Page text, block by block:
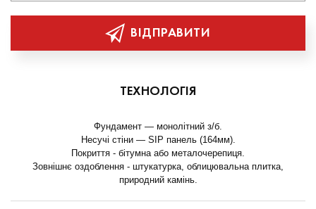
ВІДПРАВИТИ
ТЕХНОЛОГІЯ
Фундамент — монолітний з/б.
Несучі стіни — SIP панель (164мм).
Покриття - бітумна або металочерепиця.
Зовнішнє оздоблення - штукатурка, облицювальна плитка,
природний камінь.